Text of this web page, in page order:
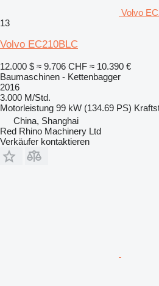
Volvo
13
Volvo EC210BLC
12.000 $ ≈ 9.706 CHF ≈ 10.390 €
Baumaschinen - Kettenbagger
2016
3.000 M/Std.
Motorleistung 99 kW (134.69 PS)
China, Shanghai
Red Rhino Machinery Ltd
Verkäufer kontaktieren